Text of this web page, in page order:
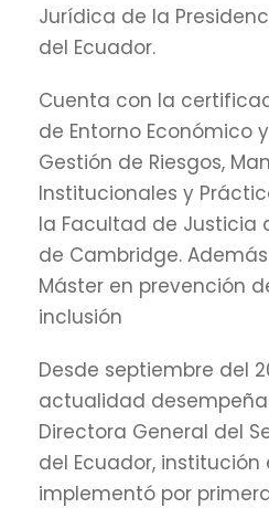
Jurídica de la
del Ecuador.
Cuenta con la
de Entorno Económico
Gestión de Riesgos,
Institucionales y
la Facultad de Justicia
de Cambridge.
Máster en prevención
inclusión
Desde septiembre del
actualidad
Directora General del
del Ecuador, institución
implementó por